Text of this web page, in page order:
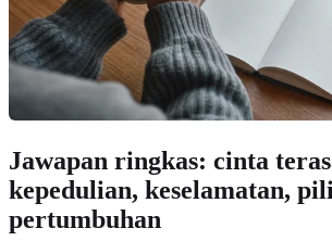
Jawapan ringkas: cinta
kepedulian, keselamatan,
pertumbuhan